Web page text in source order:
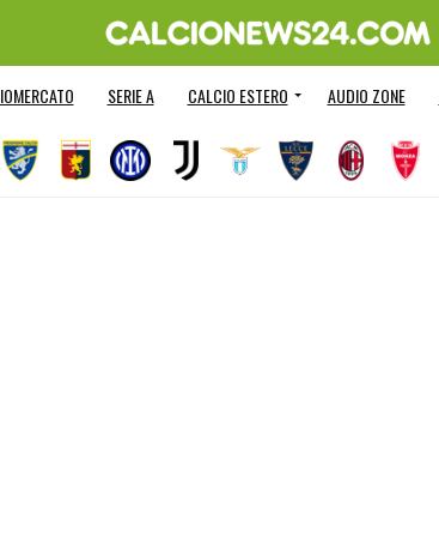
SERIE A CALCIO ESTERO AUDIO ZONE